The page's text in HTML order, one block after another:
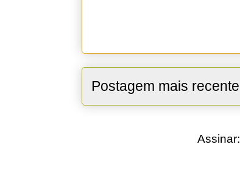
Postagem mais recente
Assinar: